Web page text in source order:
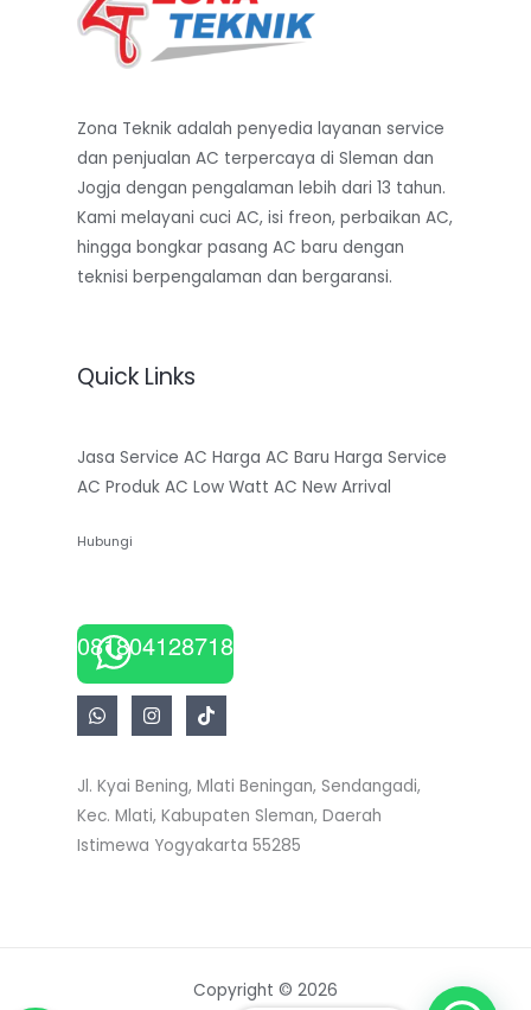
Zona Teknik adalah penyedia layanan service
dan penjualan AC terpercaya di Sleman dan
Jogja dengan pengalaman lebih dari 13 tahun.
Kami melayani cuci AC, isi freon, perbaikan AC,
hingga bongkar pasang AC baru dengan
teknisi berpengalaman dan bergaransi.
Quick Links
Jasa Service AC Harga AC Baru Harga Service
AC Produk AC Low Watt AC New Arrival
Hubungi
081804128718
Jl. Kyai Bening, Mlati Beningan, Sendangadi,
Kec. Mlati, Kabupaten Sleman, Daerah
Istimewa Yogyakarta 55285
Copyright © 2026